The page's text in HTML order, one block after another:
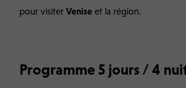
pour visiterVenise et la région.
Programme 5 jours / 4